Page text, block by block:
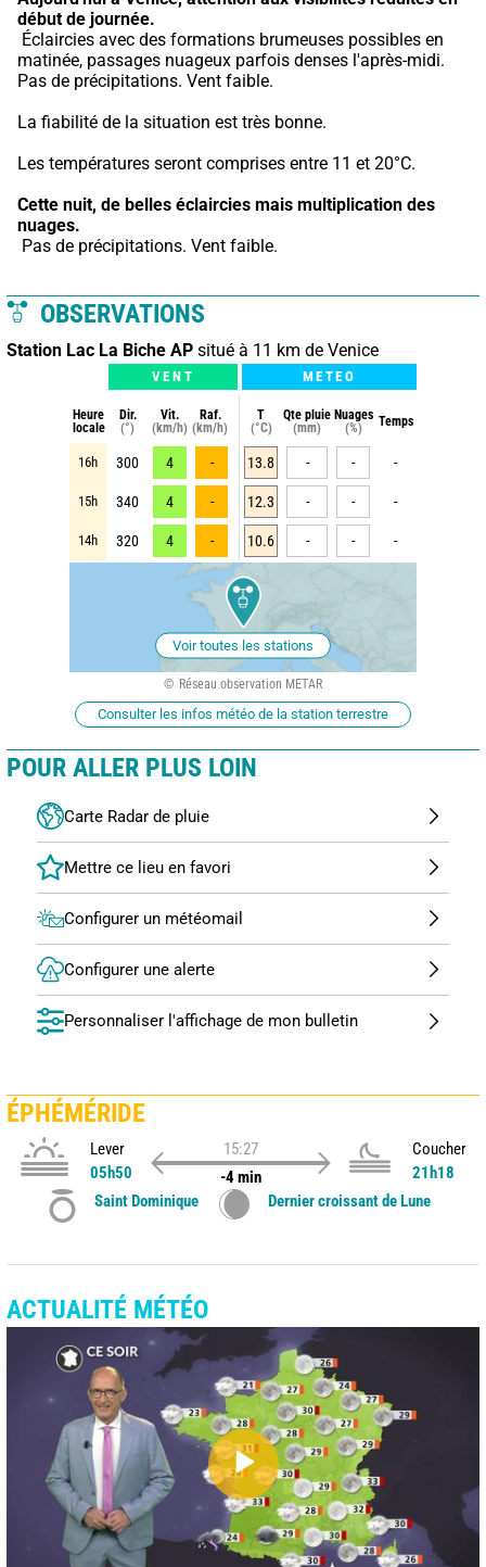
début de journée.
matinée, passages nuageux parfois denses l'après-midi.
Pas de précipitations. Vent faible.
La fiabilité de la situation est très bonne.
Les températures seront comprises entre 11 et 20°C.
Cette nuit, de belles éclaircies mais multiplication des
nuages.
Pas de précipitations. Vent faible.
OBSERVATIONS
Station Lac La Biche AP situé à 11 km de Venice
VENT METEO
Heure
locale
Dir.
(°)
Vit.
(km/h)
Raf.
(km/h)
T
(°C)
Qte pluie
(mm)
Nuages
(%)
Temps
16h 300 4 - 13.8 - - -
15h 340 4 - 12.3 - - -
14h 320 4 - 10.6 - - -
Voir toutes les stations
Réseau observation METAR
Consulter les infos météo de la station terrestre
POUR ALLER PLUS LOIN
Carte Radar de pluie
Configurer un météomail
Configurer une alerte
Personnaliser l'affichage de mon bulletin
ÉPHÉMÉRIDE
Lever
05h50
15:27
-4 min
Coucher
21h18
Saint Dominique
Dernier croissant de Lune
ACTUALITÉ MÉTÉO